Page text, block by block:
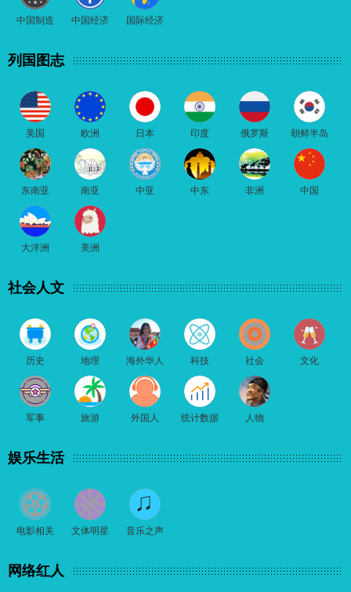
中国制造 中国经济 国际经济
列国图志
美国 欧洲 日本 印度 俄罗斯 朝鲜半岛
东南亚 南亚 中亚 中东 非洲 中国
大洋洲 美洲
社会人文
历史 地理 海外华人 科技 社会 文化
军事 旅游 外国人 统计数据 人物
娱乐生活
电影相关 文体明星 音乐之声
网络红人